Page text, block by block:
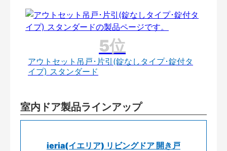
アウトセット吊戸･片引(錠なしタイプ･錠付タ
イプ) スタンダード
室内ドア製品ラインアップ
ieria(イエリア) リビングドア 開き戸